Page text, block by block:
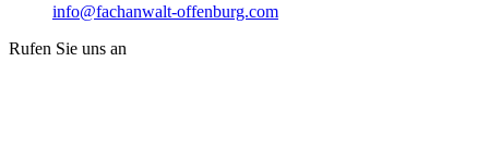
info@fachanwalt-offenburg.com
Rufen Sie uns an